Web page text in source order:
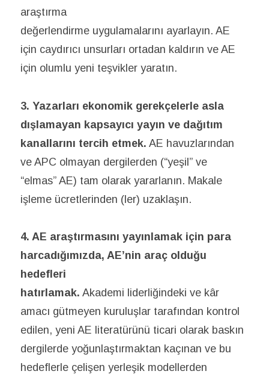
araştırma
değerlendirme uygulamalarını ayarlayın. AE
için caydırıcı unsurları ortadan kaldırın ve AE
için olumlu yeni teşvikler yaratın.
3. Yazarları ekonomik gerekçelerle asla
dışlamayan kapsayıcı yayın ve dağıtım
kanallarını tercih etmek. AE havuzlarından
ve APC olmayan dergilerden (“yeşil” ve
“elmas” AE) tam olarak yararlanın. Makale
işleme ücretlerinden (ler) uzaklaşın.
4. AE araştırmasını yayınlamak için para
harcadığımızda, AE’nin araç olduğu
hedefleri
hatırlamak. Akademi liderliğindeki ve kâr
amacı gütmeyen kuruluşlar tarafından kontrol
edilen, yeni AE literatürünü ticari olarak baskın
dergilerde yoğunlaştırmaktan kaçınan ve bu
hedeflerle çelişen yerleşik modellerden